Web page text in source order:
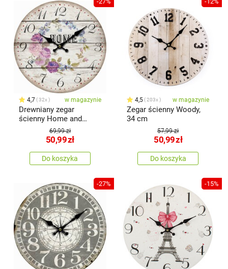
4,7 32x w magazynie
Drewniany zegar
ścienny Home and
flowers, śr. 34 cm
69,99 zł
50,99zł
Do koszyka
4,5 203x w magazynie
Zegar ścienny Woody,
34 cm
57,99 zł
50,99zł
Do koszyka
-27% -15%